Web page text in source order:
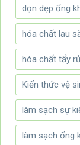
dọn dẹp ống
hóa chất lau
hóa chất tẩy
Kiến thức vệ
làm sạch sự
làm sạch ống